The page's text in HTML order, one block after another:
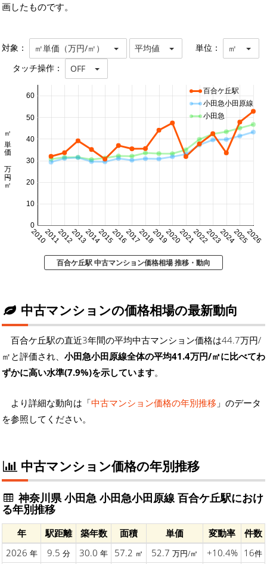
画したものです。
対象： ㎡単価（万円/㎡） 平均値 単位： ㎡
タッチ操作： OFF
20102011201220132014201520162017201820192020202120222023202420252026
0
10
20
30
40
50
60
㎡単価 万円/㎡
百合ケ丘駅
小田急小田原線
小田急
百合ケ丘駅 中古マンション価格相場 推移・動向
中古マンションの価格相場の最新動向
百合ケ丘駅の直近3年間の平均中古マンション価格は44.7万円/
㎡と評価され、 小田急小田原線全体の平均41.4万円/㎡に比べてわ
ずかに高い水準(7.9%)を示しています。
より詳細な動向は「中古マンション価格の年別推移 」のデータ
を参照してください。
中古マンション価格の年別推移
神奈川県 小田急 小田急小田原線 百合ケ丘駅におけ
る年別推移
年 駅距離 築年数 面積 単価 変動率
件数
2026 年 9.5 分 30.0 年 57.2 ㎡ 52.7 万円/㎡ +10.4% 16件